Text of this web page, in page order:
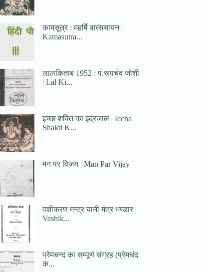
कामसूत्र : महर्षि वात्सयायन |
Kamasutra...
लालकिताब 1952 : पं.रूपचंद जोशी
| Lal Ki...
इच्छा शक्ति का इंद्रजाल | Iccha
Shakti K...
मन पर विजय | Man Par Vijay
वशीकरण मन्त्र यानी मंत्र भण्डार |
Vashik...
प्रेमचन्द का सम्पूर्ण संग्रह (प्रेमचंद
क...